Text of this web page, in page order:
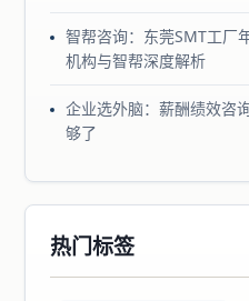
智帮咨询：东莞SMT工厂
机构与智帮深度解析
企业选外脑：薪酬绩效咨
够了
热门标签